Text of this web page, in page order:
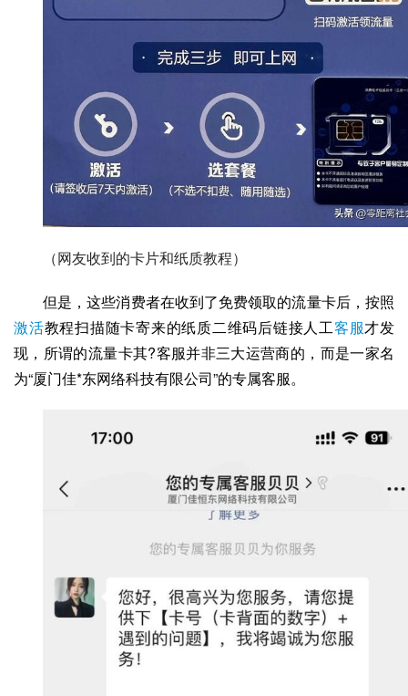
（网友收到的卡片和纸质教程）
但是，这些消费者在收到了免费领取的流量卡后，按照
激活教程扫描随卡寄来的纸质二维码后链接人工客服才发
现，所谓的流量卡其?客服并非三大运营商的，而是一家名
为“厦门佳*东网络科技有限公司”的专属客服。